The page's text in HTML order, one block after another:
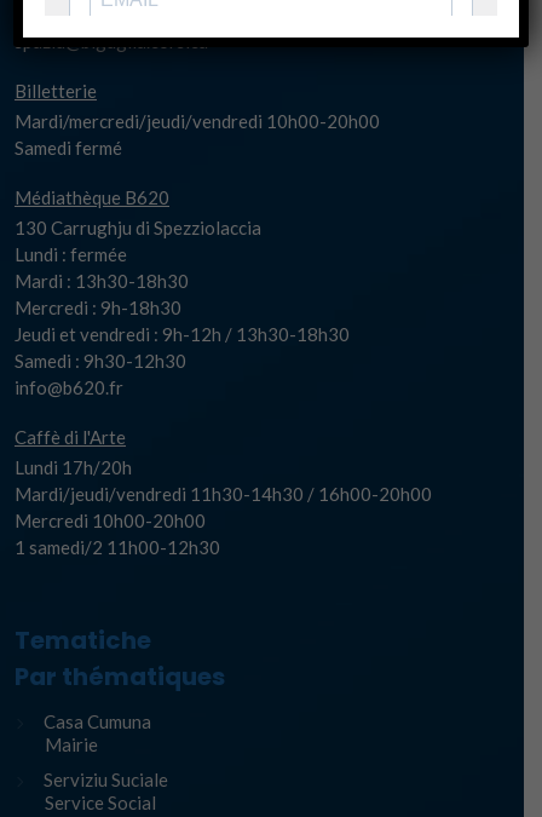
Samedi fermé
spaziu@biguglia.corsica
Billetterie
Mardi/mercredi/jeudi/vendredi 10h00-20h00
Samedi fermé
Médiathèque B620
130 Carrughju di Spezziolaccia
Lundi : fermée
Mardi : 13h30-18h30
Mercredi : 9h-18h30
Jeudi et vendredi : 9h-12h / 13h30-18h30
Samedi : 9h30-12h30
info@b620.fr
Caffè di l'Arte
Lundi 17h/20h
Mardi/jeudi/vendredi 11h30-14h30 / 16h00-20h00
Mercredi 10h00-20h00
1 samedi/2 11h00-12h30
Tematiche
Par thématiques
Casa Cumuna
Mairie
Serviziu Suciale
Service Social